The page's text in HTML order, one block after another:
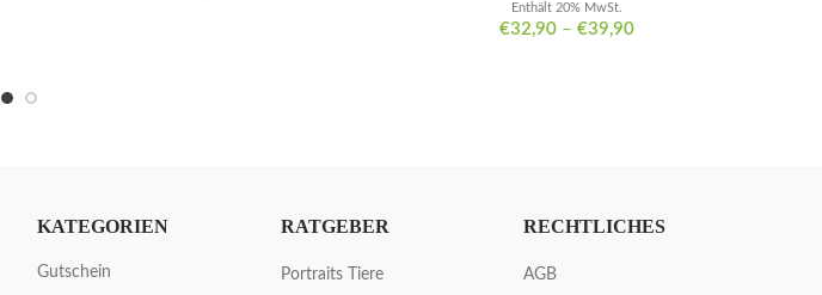
€32,90– €39,90
Enthält 20% MwSt.
KATEGORIEN
Gutschein
RATGEBER
Portraits Tiere
RECHTLICHES
AGB